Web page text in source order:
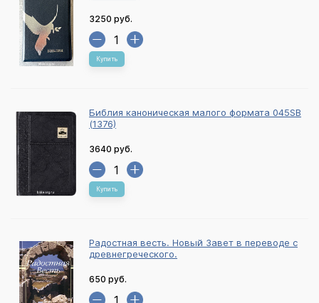
3250 руб.
Купить
Библия каноническая малого формата 045SB
(1376)
3640 руб.
Купить
Радостная весть. Новый Завет в переводе с
древнегреческого.
650 руб.